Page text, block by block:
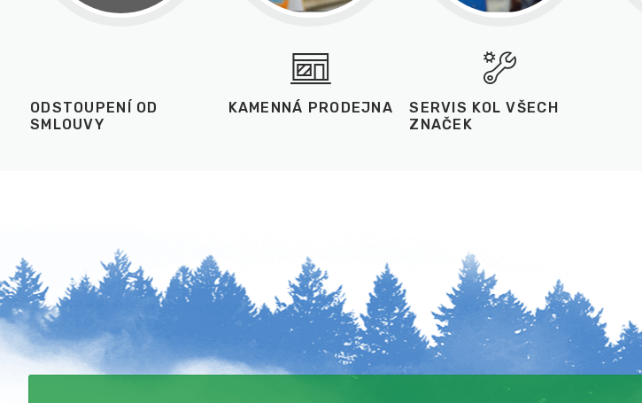
ODSTOUPENÍ OD
SMLOUVY
KAMENNÁ PRODEJNA
SERVIS KOL VŠECH
ZNAČEK